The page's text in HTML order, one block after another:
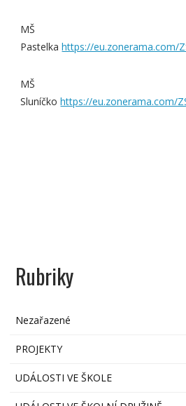
MŠ
Pastelkahttps://eu.zonerama.com/
MŠ
Sluníčkohttps://eu.zonerama.com/
Rubriky
Nezařazené
PROJEKTY
UDÁLOSTI VE ŠKOLE